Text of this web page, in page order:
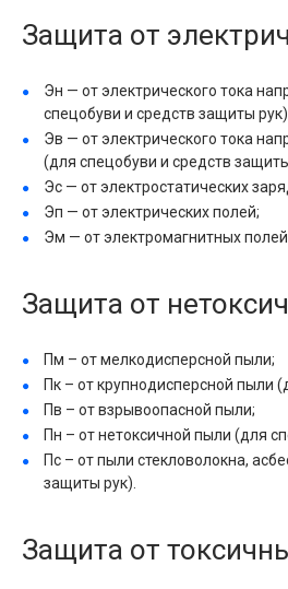
Защита от
Эн — от электрического тока
спецобуви и средств защиты
Эв — от электрического тока
(для спецобуви и средств
Эс — от электростатических
Эп — от электрических полей;
Эм — от электромагнитных полей.
Защита от
Пм – от мелкодисперсной пыли;
Пк – от крупнодисперсной пыли
Пв – от взрывоопасной пыли;
Пн – от нетоксичной пыли (для
Пс – от пыли стекловолокна,
защиты рук).
Защита от